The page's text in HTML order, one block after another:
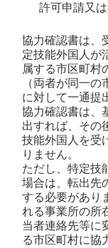
許可申請又
協力確認書は、
定技能外国人が
属する市区町村
（両者が同一
に対して一通提
協力確認書は、
出すれば、その
技能外国人を受
りません。
ただし、特定技
場合は、転出先
する必要があり
れる事業所の所
当者連絡先等に
る市区町村に協